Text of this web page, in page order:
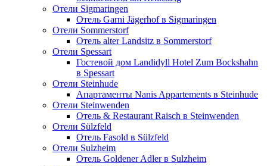
Отели Sigmaringen
Отель Garni Jägerhof в Sigmaringen
Отели Sommerstorf
Отель alter Landsitz в Sommerstorf
Отели Spessart
Гостевой дом Landidyll Hotel Zum Bockshahn
в Spessart
Отели Steinhude
Апартаменты Nanis Appartements в Steinhude
Отели Steinwenden
Отель & Restaurant Raisch в Steinwenden
Отели Sülzfeld
Отель Fasold в Sülzfeld
Отели Sulzheim
Отель Goldener Adler в Sulzheim